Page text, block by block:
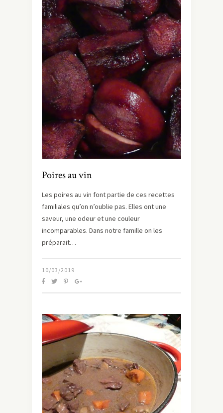
Poires au vin
Les poires au vin font partie de ces recettes
familiales qu’on n’oublie pas. Elles ont une
saveur, une odeur et une couleur
incomparables. Dans notre famille on les
préparait…
10/03/2019